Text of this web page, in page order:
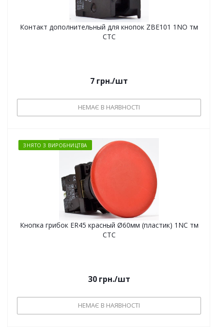
Контакт дополнительный для кнопок ZBE101 1NO тм
СТС
7 грн./шт
НЕМАЄ В НАЯВНОСТІ
ЗНЯТО З ВИРОБНИЦТВА
Кнопка грибок ER45 красный Ø60мм (пластик) 1NC тм
СТС
30грн./шт
НЕМАЄ В НАЯВНОСТІ